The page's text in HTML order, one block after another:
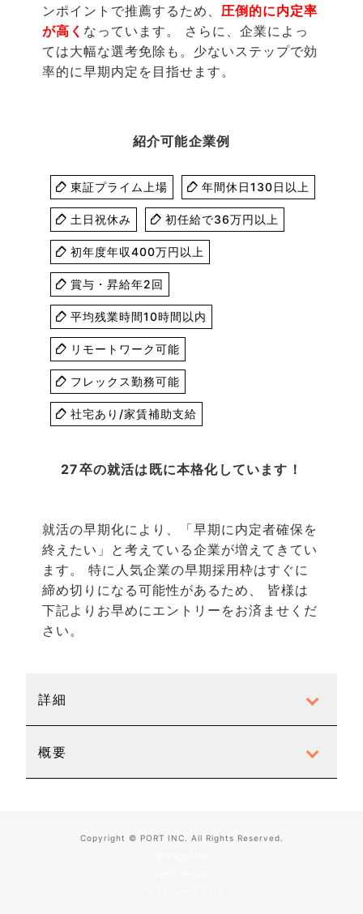
ンポイントで推薦するため、 圧倒的に内定率
が高く なっています。 さらに、企業によっ
ては大幅な選考免除も。少ないステップで効
率的に早期内定を目指せます。
紹介可能企業例
東証プライム上場 年間休日130日以上
土日祝休み 初任給で36万円以上
初年度年収400万円以上
賞与・昇給年2回
平均残業時間10時間以内
リモートワーク可能
フレックス勤務可能
社宅あり/家賃補助支給
27卒の就活は既に本格化しています！
就活の早期化により、「早期に内定者確保を
終えたい」と考えている企業が増えてきてい
ます。 特に人気企業の早期採用枠はすぐに
締め切りになる可能性があるため、 皆様は
下記よりお早めにエントリーをお済ませくだ
さい。
詳細
概要
Copyright © PORT INC. All Rights Reserved.